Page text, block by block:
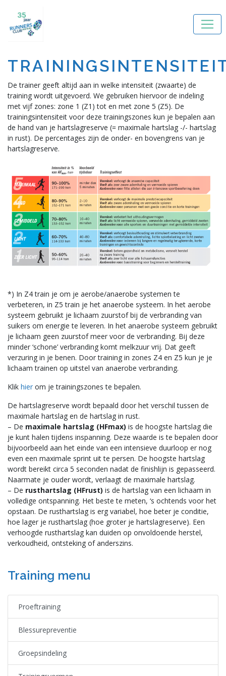
De trainer geeft altijd aan in welke intensiteit (zwaarte) de
training wordt uitgevoerd. We gebruiken hiervoor de indeling
met vijf zones: zone 1 (Z1) tot en met zone 5 (Z5). De
trainingsintensiteit voor deze trainingszones kun je bepalen aan
de hand van je hartslagreserve (= maximale hartslag -/- hartslag
in rust). De percentages zijn de onder- en bovengrens van je
hartslagreserve.
*) In Z4 train je om je aerobe/anaerobe systemen te
verbeteren, in Z5 train je het anaerobe systeem. In het aerobe
systeem gebruikt je lichaam zuurstof bij de verbranding van
suikers om energie te leveren. In het anaerobe systeem gebruikt
je lichaam geen zuurstof meer voor de verbranding. Bij deze
minder ‘schone’ verbranding komt melkzuur vrij. Dat geeft
verzuring in je benen. Door training in zones Z4 en Z5 kun je je
lichaam trainen op uitstel van anaerobe verbranding.
Klik hier om je trainingszones te bepalen.
De hartslagreserve wordt bepaald door het verschil tussen de
maximale hartslag en de hartslag in rust.
– De maximale hartslag (HFmax) is de hoogste hartslag die
je kunt halen tijdens inspanning. Deze waarde is te bepalen door
bijvoorbeeld aan het einde van een intensieve duurloop er nog
even een maximale sprint uit te persen. De hoogste hartslag
wordt bereikt circa 5 seconden nadat de finishlijn is gepasseerd.
Naarmate je ouder wordt, verlaagt de maximale hartslag.
– De rusthartslag (HFrust) is de hartslag van een lichaam in
volledige ontspanning. Het beste te meten, ‘s ochtends voor het
opstaan. De rusthartslag is erg variabel, hoe beter je conditie,
hoe lager je rusthartslag (hoe groter je hartslagreserve). Een
verhoogde rusthartslag kan duiden op onvoldoende herstel,
verkoudheid, ontsteking of anderszins.
Training menu
Proeftraining
Blessurepreventie
Groepsindeling